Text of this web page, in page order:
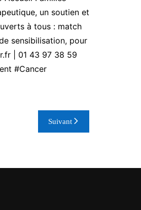
un soutien et
à tous : match
sensibilisation, pour
| 01 43 97 38 59
#Cancer
Suivant